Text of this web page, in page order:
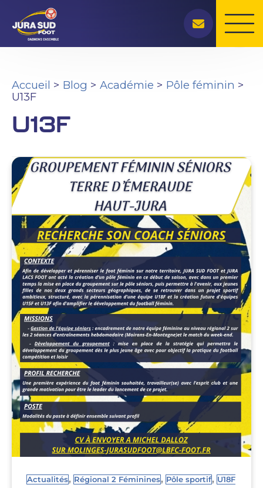
contenu
Accueil Blog Académie
Pôle féminin
U13F
U13F
Actualités, Régional 2 Féminines, Pôle sportif, U18F
Rechercher